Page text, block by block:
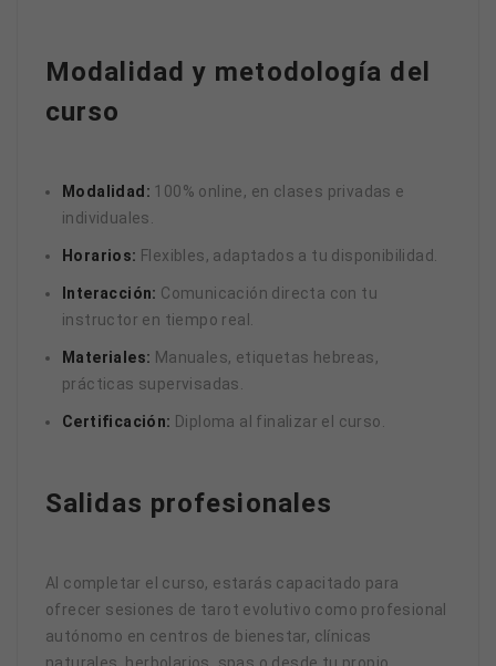
Modalidad y metodología del
curso
Modalidad: 100% online, en clases privadas e
individuales.
Horarios: Flexibles, adaptados a tu disponibilidad.
Interacción: Comunicación directa con tu
instructor en tiempo real.
Materiales: Manuales, etiquetas hebreas,
prácticas supervisadas.
Certificación: Diploma al finalizar el curso.
Salidas profesionales
Al completar el curso, estarás capacitado para
ofrecer sesiones de tarot evolutivo como profesional
autónomo en centros de bienestar, clínicas